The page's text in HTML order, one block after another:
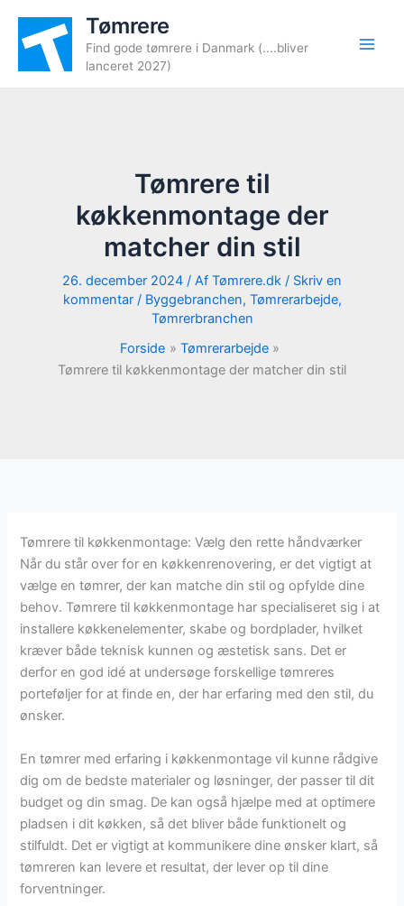
indholdet
Tømrere
Find gode tømrere i Danmark (....bliver
lanceret 2027)
Tømrere til
køkkenmontage der
matcher din stil
26. december 2024 / Af Tømrere.dk / Skriv en
kommentar / Byggebranchen, Tømrerarbejde,
Tømrerbranchen
Forside
Tømrerarbejde
Tømrere til køkkenmontage der matcher din stil
Tømrere til køkkenmontage: Vælg den rette håndværker
Når du står over for en køkkenrenovering, er det vigtigt at
vælge en tømrer, der kan matche din stil og opfylde dine
behov. Tømrere til køkkenmontage har specialiseret sig i at
installere køkkenelementer, skabe og bordplader, hvilket
kræver både teknisk kunnen og æstetisk sans. Det er
derfor en god idé at undersøge forskellige tømreres
porteføljer for at finde en, der har erfaring med den stil, du
ønsker.
En tømrer med erfaring i køkkenmontage vil kunne rådgive
dig om de bedste materialer og løsninger, der passer til dit
budget og din smag. De kan også hjælpe med at optimere
pladsen i dit køkken, så det bliver både funktionelt og
stilfuldt. Det er vigtigt at kommunikere dine ønsker klart, så
tømreren kan levere et resultat, der lever op til dine
forventninger.